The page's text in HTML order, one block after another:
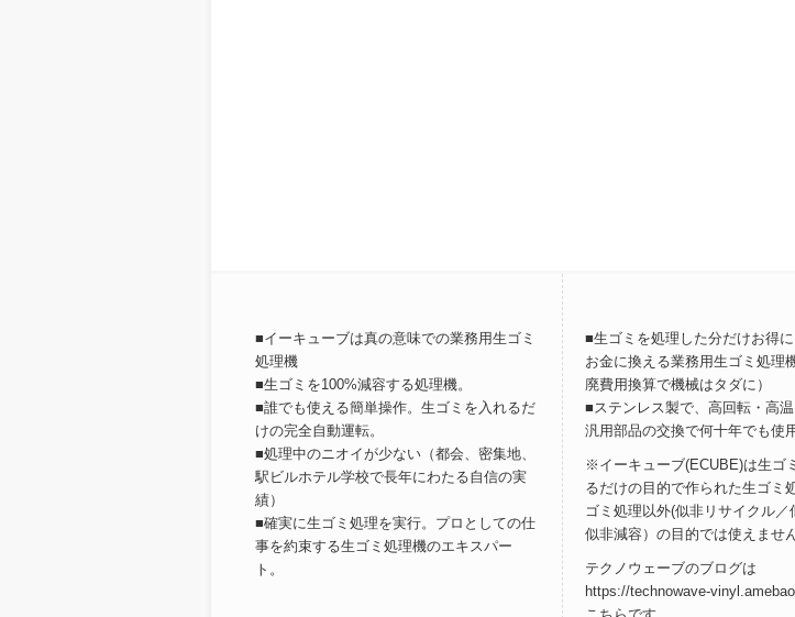
■イーキューブは真の意味での業務用生ゴミ
処理機
■生ゴミを100%減容する処理機。
■誰でも使える簡単操作。生ゴミを入れるだ
けの完全自動運転。
■処理中のニオイが少ない（都会、密集地、
駅ビルホテル学校で長年にわたる自信の実
績）
■確実に生ゴミ処理を実行。プロとしての仕
事を約束する生ゴミ処理機のエキスパー
ト。
■生ゴミを処理した分だけお得
お金に換える業務用生ゴミ処理
廃費用換算で機械はタダに）
■ステンレス製で、高回転・高温
汎用部品の交換で何十年でも使
※イーキューブ(ECUBE)は生ゴ
るだけの目的で作られた生ゴミ
ゴミ処理以外(似非リサイクル／
似非減容）の目的では使えません
テクノウェーブのブログは
https://technowave-